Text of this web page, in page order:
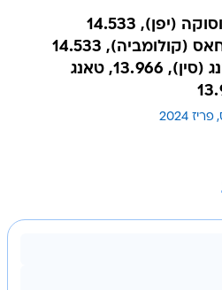
(יפן), 14.533
14.533
מדליית ארד: ז'אנג בוהנג (סין), 13.966, טאנג
פריז 2024